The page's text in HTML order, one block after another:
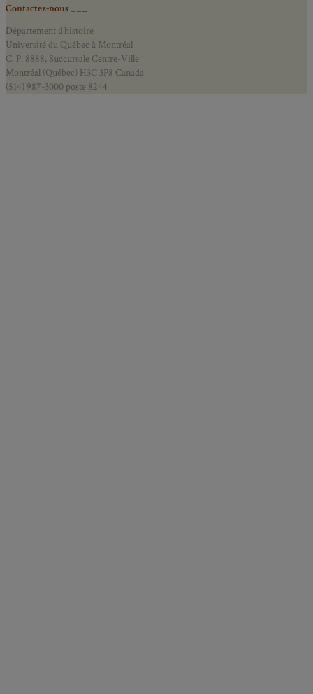
Contactez-nous ___
Département d’histoire
Université du Québec à Montréal
C. P. 8888, Succursale Centre-Ville
Montréal (Québec) H3C 3P8 Canada
(514) 987-3000 poste 8244